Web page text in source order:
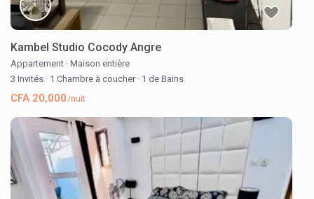
Kambel Studio Cocody Angre
Appartement · Maison entière
3 Invités · 1 Chambre à coucher · 1 de Bains
CFA 20,000/nuit